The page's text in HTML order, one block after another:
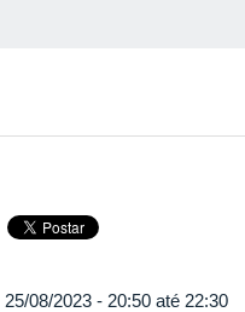
25/08/2023 - 20:50 até 22:30